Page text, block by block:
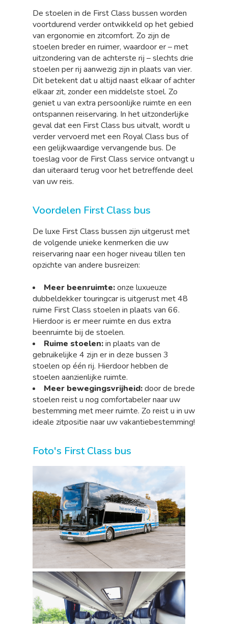
De stoelen in de First Class bussen worden
voortdurend verder ontwikkeld op het gebied
van ergonomie en zitcomfort. Zo zijn de
stoelen breder en ruimer, waardoor er – met
uitzondering van de achterste rij – slechts drie
stoelen per rij aanwezig zijn in plaats van vier.
Dit betekent dat u altijd naast elkaar of achter
elkaar zit, zonder een middelste stoel. Zo
geniet u van extra persoonlijke ruimte en een
ontspannen reiservaring. In het uitzonderlijke
geval dat een First Class bus uitvalt, wordt u
verder vervoerd met een Royal Class bus of
een gelijkwaardige vervangende bus. De
toeslag voor de First Class service ontvangt u
dan uiteraard terug voor het betreffende deel
van uw reis.
Voordelen First Class bus
De luxe First Class bussen zijn uitgerust met
de volgende unieke kenmerken die uw
reiservaring naar een hoger niveau tillen ten
opzichte van andere busreizen:
Meer beenruimte:onze luxueuze
dubbeldekker touringcar is uitgerust met 48
ruime First Class stoelen in plaats van 66.
Hierdoor is er meer ruimte en dus extra
beenruimte bij de stoelen.
Ruime stoelen:in plaats van de
gebruikelijke 4 zijn er in deze bussen 3
stoelen op één rij. Hierdoor hebben de
stoelen aanzienlijke ruimte.
Meer bewegingsvrijheid:door de brede
stoelen reist u nog comfortabeler naar uw
bestemming met meer ruimte. Zo reist u in uw
ideale zitpositie naar uw vakantiebestemming!
Foto's First Class bus